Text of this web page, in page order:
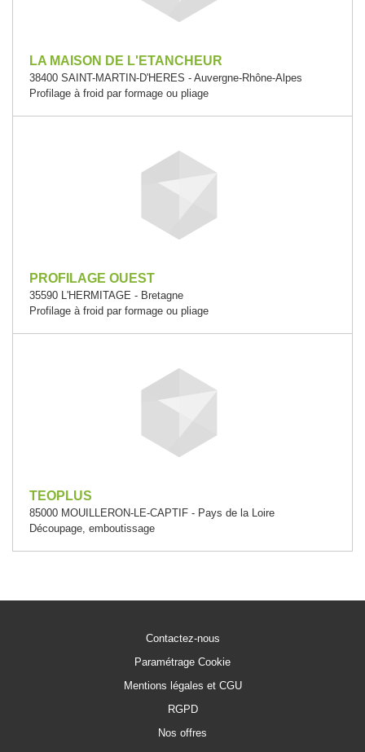
LA MAISON DE L'ETANCHEUR
38400 SAINT-MARTIN-D'HERES - Auvergne-Rhône-Alpes
Profilage à froid par formage ou pliage
PROFILAGE OUEST
35590 L'HERMITAGE - Bretagne
Profilage à froid par formage ou pliage
TEOPLUS
85000 MOUILLERON-LE-CAPTIF - Pays de la Loire
Découpage, emboutissage
Contactez-nous
Paramétrage Cookie
Mentions légales et CGU
RGPD
Nos offres